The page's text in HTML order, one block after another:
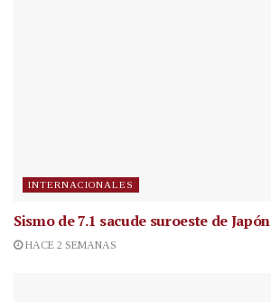
INTERNACIONALES
Sismo de 7.1 sacude suroeste de Japón
HACE 2 SEMANAS